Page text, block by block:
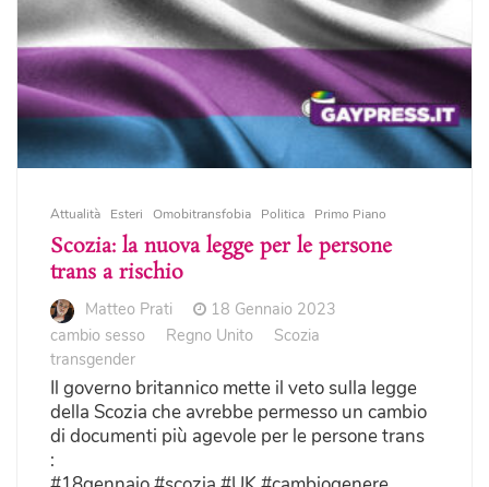
Attualità Esteri Omobitransfobia Politica Primo Piano
Scozia: la nuova legge per le persone
trans a rischio
Matteo Prati
18 Gennaio 2023
cambio sesso
Regno Unito
Scozia
transgender
Il governo britannico mette il veto sulla legge
della Scozia che avrebbe permesso un cambio
di documenti più agevole per le persone trans
: